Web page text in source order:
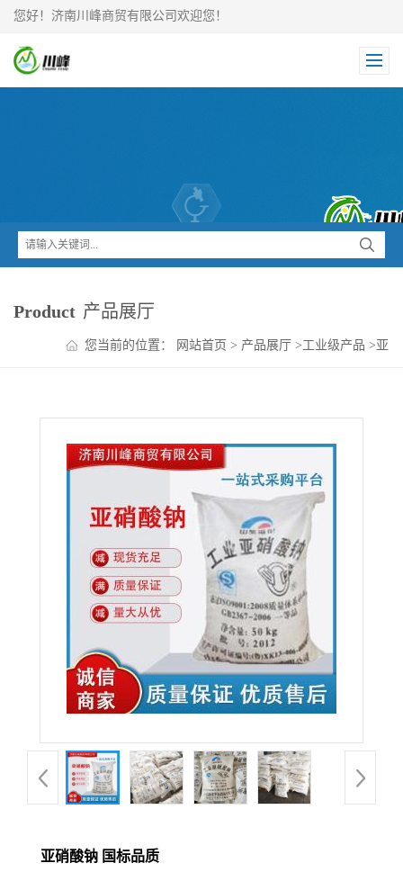
您好！济南川峰商贸有限公司欢迎您！
Product 产品展厅
您当前的位置： 网站首页 > 产品展厅 >工业级产品 >亚
亚硝酸钠 国标品质